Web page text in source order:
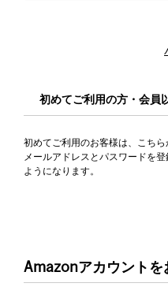
初めてご利用の方・会員
初めてご利用のお客様は、こちら
メールアドレスとパスワードを
ようになります。
Amazonアカウントを